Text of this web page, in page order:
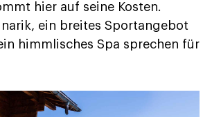
hier auf seine Kosten.
ein breites Sportangebot
himmlisches Spa sprechen für